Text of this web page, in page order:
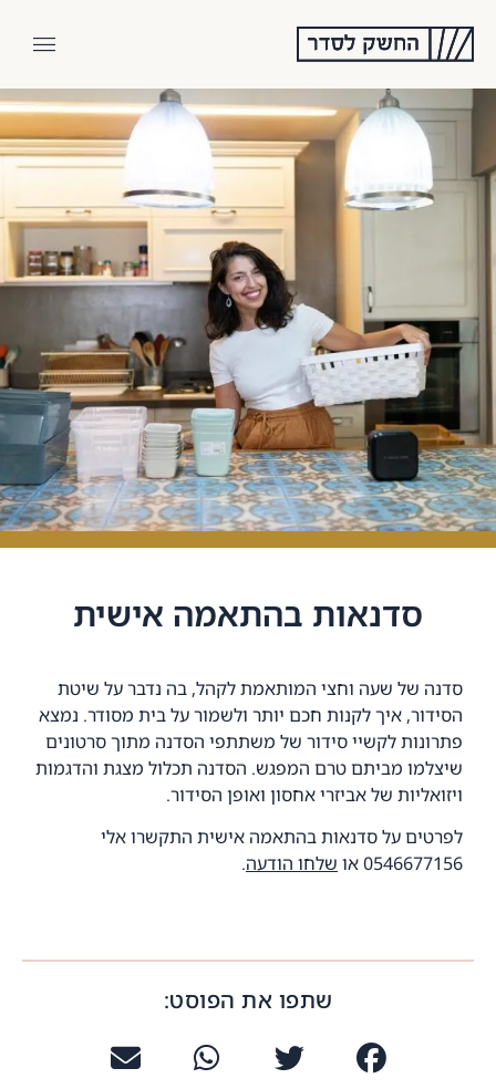
סדנאות בהתאמה אישית
סדנה של שעה וחצי המותאמת לקהל, בה נדבר על שיטת
הסידור, איך לקנות חכם יותר ולשמור על בית מסודר. נמצא
פתרונות לקשיי סידור של משתתפי הסדנה מתוך סרטונים
שיצלמו מביתם טרם המפגש. הסדנה תכלול מצגת והדגמות
ויזואליות של אביזרי אחסון ואופן הסידור.
לפרטים על סדנאות בהתאמה אישית התקשרו אלי
0546677156 או
שלחו הודעה.
שתפו את הפוסט: